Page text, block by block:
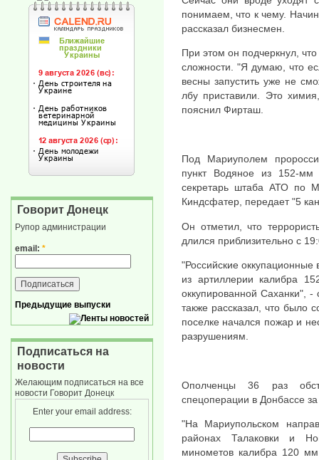
понимаем, что к чему.
рассказал бизнесмен.
При этом он подчеркнул,
сложности. "Я думаю, что
весны запустить уже не
лбу приставили. Это
пояснил Фирташ.
Под Мариуполем
пункт Водяное из 152-
секретарь штаба АТО по
Киндсфатер, передает "5
Он отметил, что
длился приблизительно с
"Российские оккупационные
из артиллерии калибра
оккупированной Саханки",
также рассказал, что было
поселке начался пожар и
разрушениям.
Ополченцы 36 раз
спецоперации в Донбассе
"На Мариупольском
районах Талаковки и
минометов калибра 120
Говорит Донецк
Рупор администрации
email: *
Предыдущие выпуски
Подписаться на
новости
Желающим подписаться на все
новости Говорит Донецк
Enter your email address: